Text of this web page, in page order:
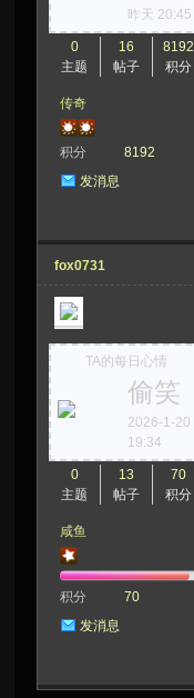
昨天 20:45
0
主题
16
帖子
8192
积分
传奇
积分
8192
发消息
fox0731
TA的每日心情
偷笑
2026-1-20
19:34
0
主题
13
帖子
70
积分
咸鱼
积分
70
发消息